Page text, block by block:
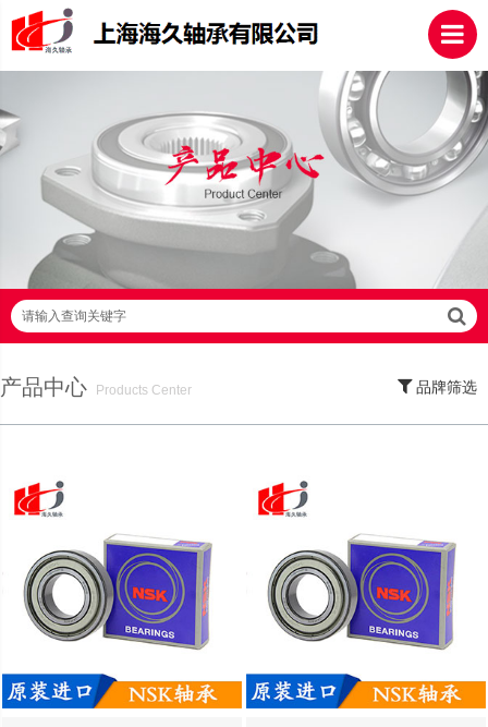
请输入查询关键字
产品中心
Products Center
品牌筛选